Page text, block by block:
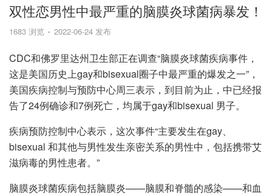
双性恋男性中最严重的脑膜炎球菌病暴发！
1683 浏览 2022-06-24 发布
CDC和佛罗里达州卫生部正在调查“脑膜炎球菌疾病事件，
这是美国历史上gay和bisexual圈子中最严重的爆发之一”，
美国疾病控制与预防中心周三表示，到目前为止，中已经报
告了24例确诊和7例死亡，均属于gay和bisexual 男子。
疾病预防控制中心表示，这次事件“主要发生在gay、
bisexual 和其他与男性发生亲密关系的男性中，包括携带艾
滋病毒的男性患者。”
脑膜炎球菌疾病包括脑膜炎——脑膜和脊髓的感染——和血